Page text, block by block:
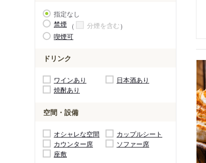
指定なし
禁煙
分煙を含む
喫煙可
ドリンク
ワインあり
日本酒あり
焼酎あり
空間・設備
オシャレな空間
カップルシート
カウンター席
ソファー席
座敷